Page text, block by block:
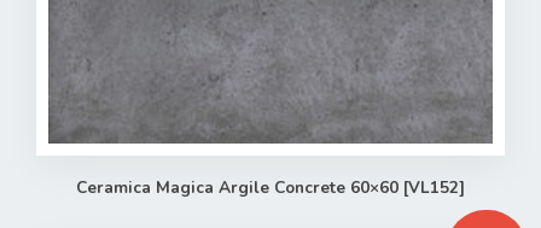
Ceramica Magica Argile Concrete 60×60 [VL152]